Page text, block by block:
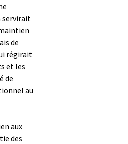
servirait
de
régirait
et les
de
au
aux
des